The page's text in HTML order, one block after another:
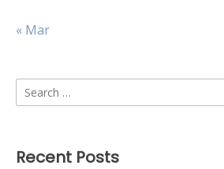
« Mar
Search
for:
Recent Posts